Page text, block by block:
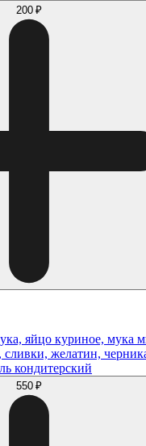
200 ₽
яйцо куриное, мука
сливки, желатин,
кондитерский
550 ₽